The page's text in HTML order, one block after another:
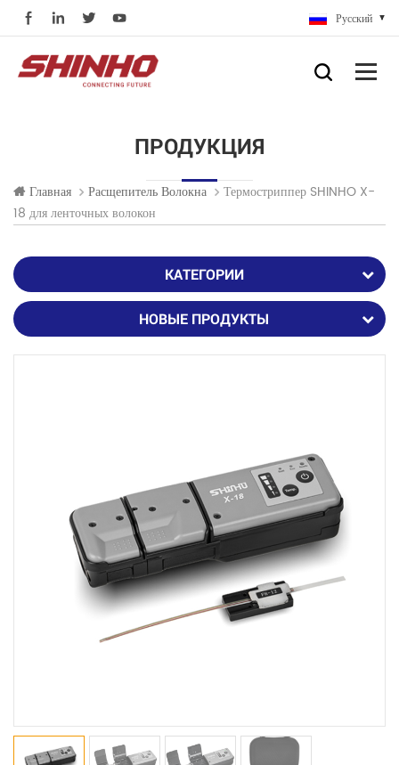
Русский
ПРОДУКЦИЯ
Главная Расщепитель Волокна
Термостриппер SHINHO X-
18 для ленточных волокон
КАТЕГОРИИ
НОВЫЕ ПРОДУКТЫ